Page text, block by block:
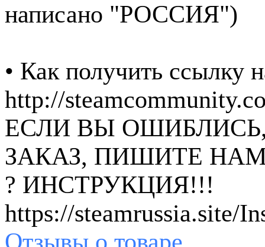
написано "РОССИЯ")
• Как получить ссылку
http://
ЕСЛИ ВЫ
ЗАКАЗ, ПИШИТЕ НАМ
? ИНСТРУКЦИЯ!!!
https://steamrussia.site/